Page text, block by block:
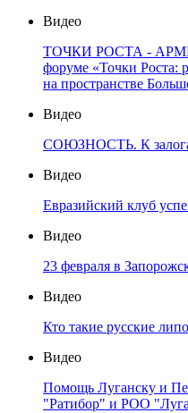
Видео
ТОЧКИ РОСТА -
форуме «Точки Роста:
на пространстве
Видео
СОЮЗНОСТЬ. К
Видео
Евразийский клуб
Видео
23 февраля в
Видео
Кто такие русские
Видео
Помощь Луганску и
"Ратибор" и РОО